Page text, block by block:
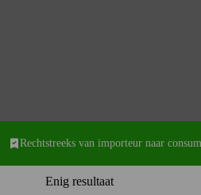
Rechtstreeks van importeur naar
Enig resultaat